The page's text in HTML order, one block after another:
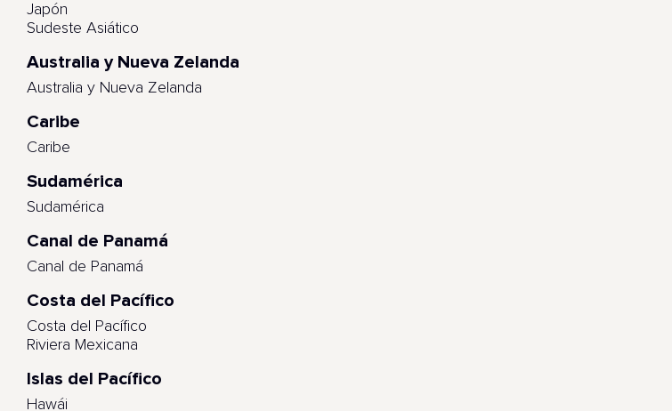
Japón
Sudeste Asiático
Australia y Nueva Zelanda
Australia y Nueva Zelanda
Caribe
Caribe
Sudamérica
Sudamérica
Canal de Panamá
Canal de Panamá
Costa del Pacífico
Costa del Pacífico
Riviera Mexicana
Islas del Pacífico
Hawái